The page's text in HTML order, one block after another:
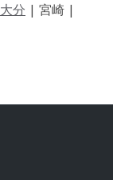
大分 | 宮崎 |